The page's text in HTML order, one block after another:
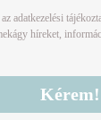
adatkezelési
híreket,
Kérem!